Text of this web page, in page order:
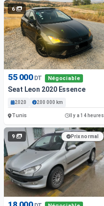
6
55 000 DT Négociable
Seat Leon 2020 Essence
2020 200 000 km
Tunis Il y a 14 heures
9 Prix normal